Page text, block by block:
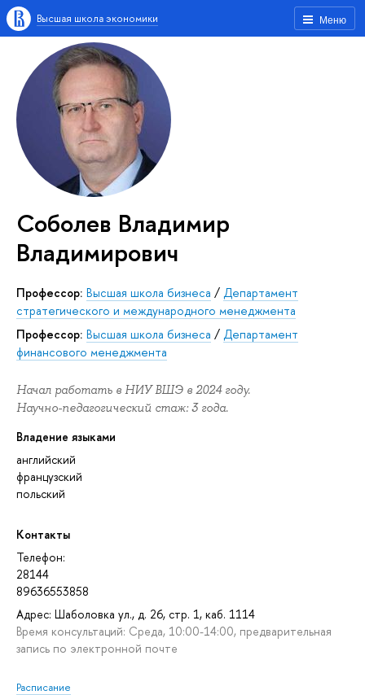
Меню
Высшая школа экономики
Соболев Владимир
Владимирович
Профессор: Высшая школа бизнеса / Департамент
стратегического и международного менеджмента
Профессор: Высшая школа бизнеса / Департамент
финансового менеджмента
Начал работать в НИУ ВШЭ в 2024 году.
Научно-педагогический стаж: 3 года.
Владение языками
английский
французский
польский
Контакты
Телефон:
28144
89636553858
Адрес: Шаболовка ул., д. 26, стр. 1, каб. 1114
Время консультаций: Среда, 10:00-14:00, предварительная
запись по электронной почте
Расписание